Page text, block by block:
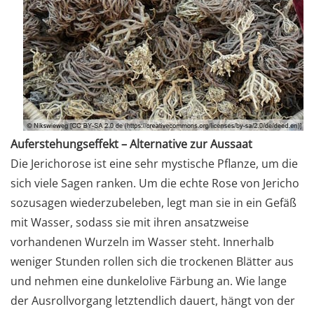
Auferstehungseffekt – Alternative zur Aussaat
Die Jerichorose ist eine sehr mystische Pflanze, um die
sich viele Sagen ranken. Um die echte Rose von Jericho
sozusagen wiederzubeleben, legt man sie in ein Gefäß
mit Wasser, sodass sie mit ihren ansatzweise
vorhandenen Wurzeln im Wasser steht. Innerhalb
weniger Stunden rollen sich die trockenen Blätter aus
und nehmen eine dunkelolive Färbung an. Wie lange
der Ausrollvorgang letztendlich dauert, hängt von der